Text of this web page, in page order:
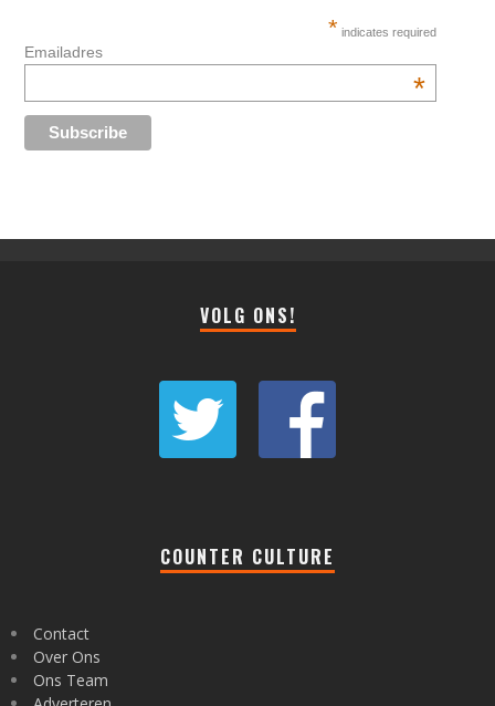
* indicates required
Emailadres
*
VOLG ONS!
COUNTER CULTURE
Contact
Over Ons
Ons Team